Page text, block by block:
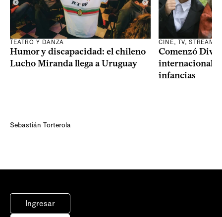
TEATRO Y DANZA
Humor y discapacidad: el chileno
Lucho Miranda llega a Uruguay
Sebastián Torterola
CINE, TV,
Comenzó
internacional
infancias
Ingresar